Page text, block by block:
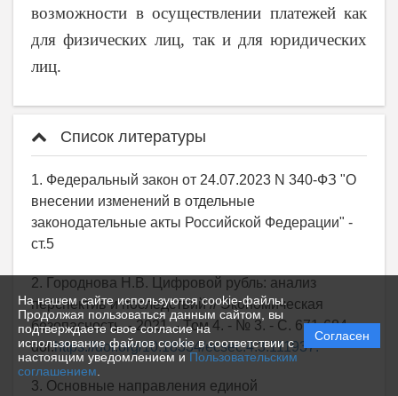
На нашем сайте используются cookie-файлы.
Продолжая пользоваться данным сайтом, вы
подтверждаете свое согласие на
использование файлов cookie в соответствии с
настоящим уведомлением и Пользовательским
соглашением
Согласен
возможности в осуществлении платежей как
для физических лиц, так и для юридических
лиц.
Список литературы
1. Федеральный закон от 24.07.2023 N 340-ФЗ "О
внесении изменений в отдельные
законодательные акты Российской Федерации" -
ст.5
2. Городнова Н.В. Цифровой рубль: анализ
перспектив и последствий // Экономическая
безопасность. - 2021. - Том 4. - № 3. - С. 671-684. -
doi:https://doi.org/10.18334/ecsec.4.3.111937.
3. Основные направления единой